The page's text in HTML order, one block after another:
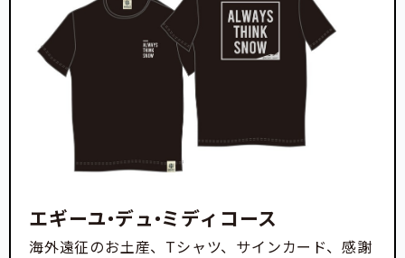
エギーユ•デュ•ミディコース
海外遠征のお土産、Tシャツ、サインカード、感謝